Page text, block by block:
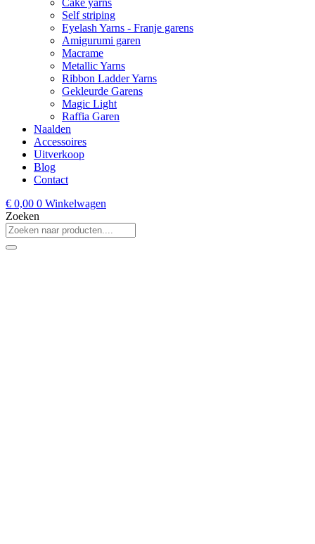
Cake yarns
Self striping
Eyelash Yarns - Franje garens
Amigurumi garen
Macrame
Metallic Yarns
Ribbon Ladder Yarns
Gekleurde Garens
Magic Light
Raffia Garen
Naalden
Accessoires
Uitverkoop
Blog
Contact
€ 0,00 0 Winkelwagen
Zoeken